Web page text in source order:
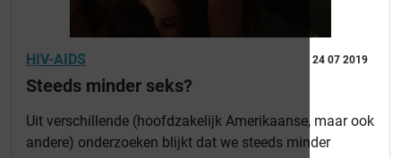
24 07 2019
HIV-AIDS
Steeds minder seks?
Uit verschillende (hoofdzakelijk Amerikaanse, maar ook
andere) onderzoeken blijkt dat we steeds minder